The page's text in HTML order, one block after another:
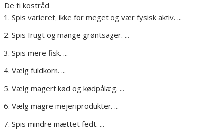
De ti kostråd
Spis varieret, ikke for meget og vær fysisk aktiv. ...
Spis frugt og mange grøntsager. ...
Spis mere fisk. ...
Vælg fuldkorn. ...
Vælg magert kød og kødpålæg. ...
Vælg magre mejeriprodukter. ...
Spis mindre mættet fedt. ...